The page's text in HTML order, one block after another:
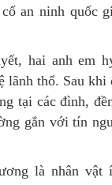
an ninh quốc
hai anh em
lãnh thổ. Sau
tại các đình,
gắn với tín
là nhân vật